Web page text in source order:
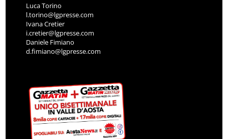
Luca Torino
l.torino@lgpresse.com
Ivana Cretier
i.cretier@lgpresse.com
Daniele Fimiano
d.fimiano@lgpresse.com